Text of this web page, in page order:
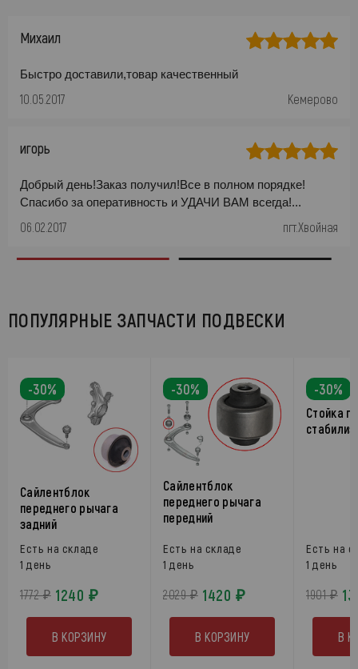
Михаил
Быстро доставили,товар качественный
10.05.2017 Кемерово
игорь
Добрый день!Заказ получил!Все в полном порядке!
Спасибо за оперативность и УДАЧИ ВАМ всегда!...
06.02.2017 пгт.Хвойная
ПОПУЛЯРНЫЕ ЗАПЧАСТИ ПОДВЕСКИ
-30%
Сайлентблок
переднего рычага
задний
Есть на складе
1 день
1772 ₽ 1240 ₽
В КОРЗИНУ
-30%
Сайлентблок
переднего рычага
передний
Есть на складе
1 день
2029 ₽ 1420 ₽
В КОРЗИНУ
-30%
Стойка
Есть на
1 день
1901 ₽
В